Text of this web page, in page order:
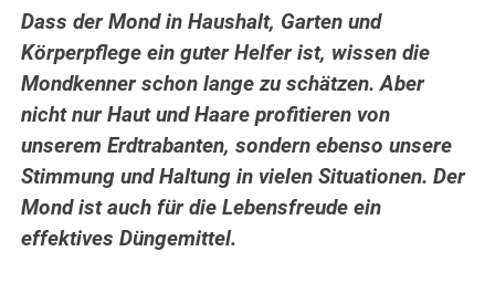
Dass der Mond in Haushalt, Garten und
Körperpflege ein guter Helfer ist, wissen die
Mondkenner schon lange zu schätzen. Aber
nicht nur Haut und Haare profitieren von
unserem Erdtrabanten, sondern ebenso unsere
Stimmung und Haltung in vielen Situationen. Der
Mond ist auch für die Lebensfreude ein
effektives Düngemittel.